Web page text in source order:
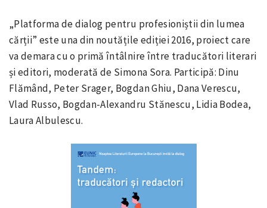
„Platforma de dialog pentru profesioniștii din lumea
cărții” este una din noutățile ediției 2016, proiect care
va demara cu o primă întâlnire între traducători literari
și editori, moderată de Simona Sora. Participă: Dinu
Flămând, Peter Srager, Bogdan Ghiu, Dana Verescu,
Vlad Russo, Bogdan-Alexandru Stănescu, Lidia Bodea,
Laura Albulescu.